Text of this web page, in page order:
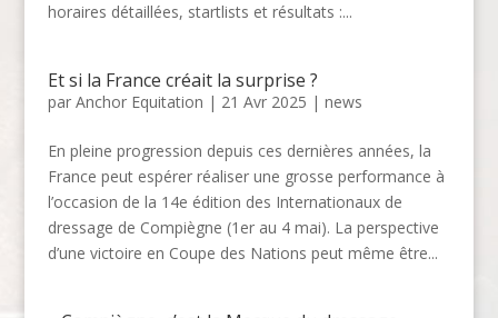
horaires détaillées, startlists et résultats :...
Et si la France créait la surprise ?
par Anchor Equitation | 21 Avr 2025 | news
En pleine progression depuis ces dernières années, la
France peut espérer réaliser une grosse performance à
l’occasion de la 14e édition des Internationaux de
dressage de Compiègne (1er au 4 mai). La perspective
d’une victoire en Coupe des Nations peut même être...